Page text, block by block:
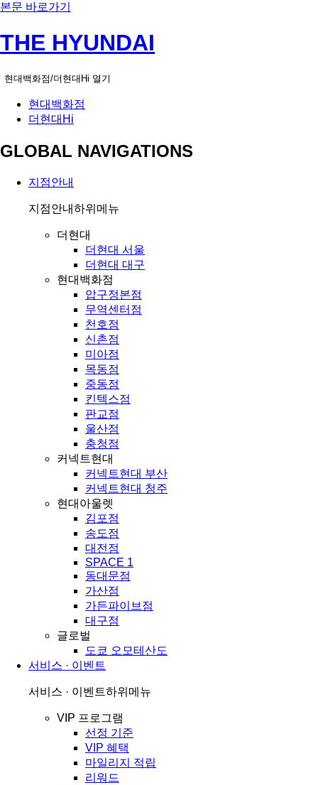
본문 바로가기
THE HYUNDAI
현대백화점/더현대Hi 열기
현대백화점
더현대Hi
GLOBAL NAVIGATIONS
지점안내
지점안내하위메뉴
더현대
더현대 서울
더현대 대구
현대백화점
압구정본점
무역센터점
천호점
신촌점
미아점
목동점
중동점
킨텍스점
판교점
울산점
충청점
커넥트현대
커넥트현대 부산
커넥트현대 청주
현대아울렛
김포점
송도점
대전점
SPACE 1
동대문점
가산점
가든파이브점
대구점
글로벌
도쿄 오모테산도
서비스 · 이벤트
서비스 · 이벤트하위메뉴
VIP 프로그램
선정 기준
VIP 혜택
마일리지 적립
리워드